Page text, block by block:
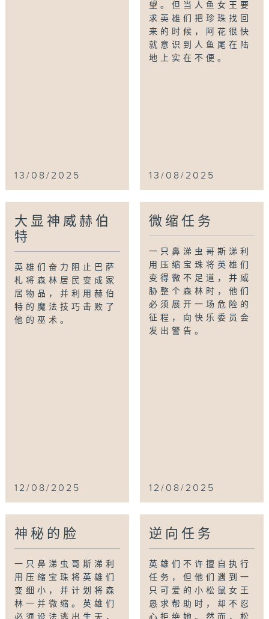
13/08/2025
望。但当人鱼女王要
求英雄们把珍珠找回
来的时候，阿花很快
就意识到人鱼尾在陆
地上实在不便。
13/08/2025
大显神威赫伯
特
英雄们奋力阻止巴萨
札将森林居民变成家
居物品，并利用赫伯
特的魔法技巧击败了
他的巫术。
12/08/2025
微缩任务
一只鼻涕虫哥斯涕利
用压缩宝珠将英雄们
变得微不足道，并威
胁整个森林时，他们
必须展开一场危险的
征程，向快乐委员会
发出警告。
12/08/2025
神秘的脸
一只鼻涕虫哥斯涕利
用压缩宝珠将英雄们
变细小，并计划将森
林一并微缩。英雄们
逆向任务
英雄们不许擅自执行
任务，但他们遇到一
只可爱的小松鼠女王
恳求帮助时，却不忍